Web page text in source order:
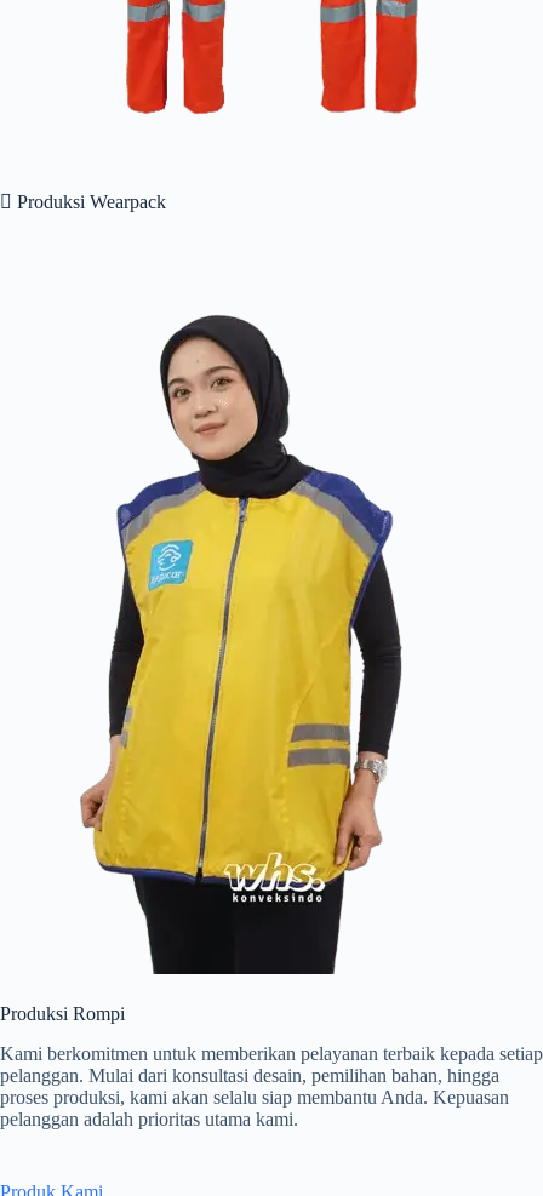
 Produksi Wearpack
Produksi Rompi
Kami berkomitmen untuk memberikan pelayanan terbaik kepada setiap
pelanggan. Mulai dari konsultasi desain, pemilihan bahan, hingga
proses produksi, kami akan selalu siap membantu Anda. Kepuasan
pelanggan adalah prioritas utama kami.
Produk Kami